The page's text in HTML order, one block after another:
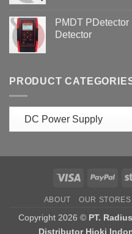
PMDT
Detector
PRODUCT
Visa
ABOUT OUR STORES
Copyright 2026 © PT.
Distributor Hioki